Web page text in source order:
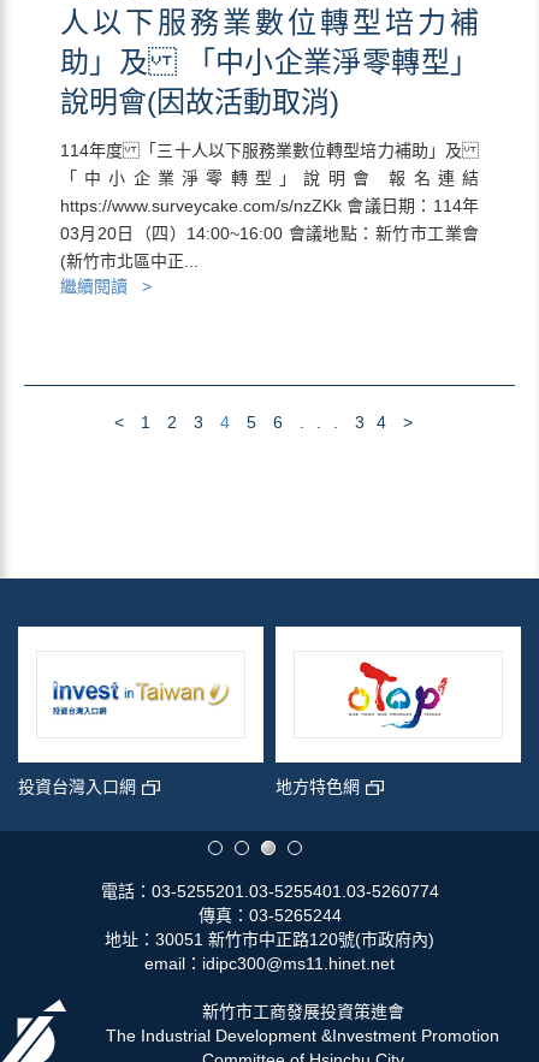
人以下服務業數位轉型培力補
助」及 「中小企業淨零轉型」
說明會(因故活動取消)
114年度 「三十人以下服務業數位轉型培力補助」及
「中小企業淨零轉型」說明會 報名連結
https://www.surveycake.com/s/nzZKk 會議日期：114年
03月20日（四）14:00~16:00 會議地點：新竹市工業會
(新竹市北區中正...
繼續閱讀 >
< 1 2 3 4 5 6 34 >
投資台灣入口網 地方特色網
電話：03-5255201.03-5255401.03-5260774
傳真：03-5265244
地址：30051 新竹市中正路120號(市政府內)
email：idipc300@ms11.hinet.net
新竹市工商發展投資策進會
The Industrial Development &Investment Promotion